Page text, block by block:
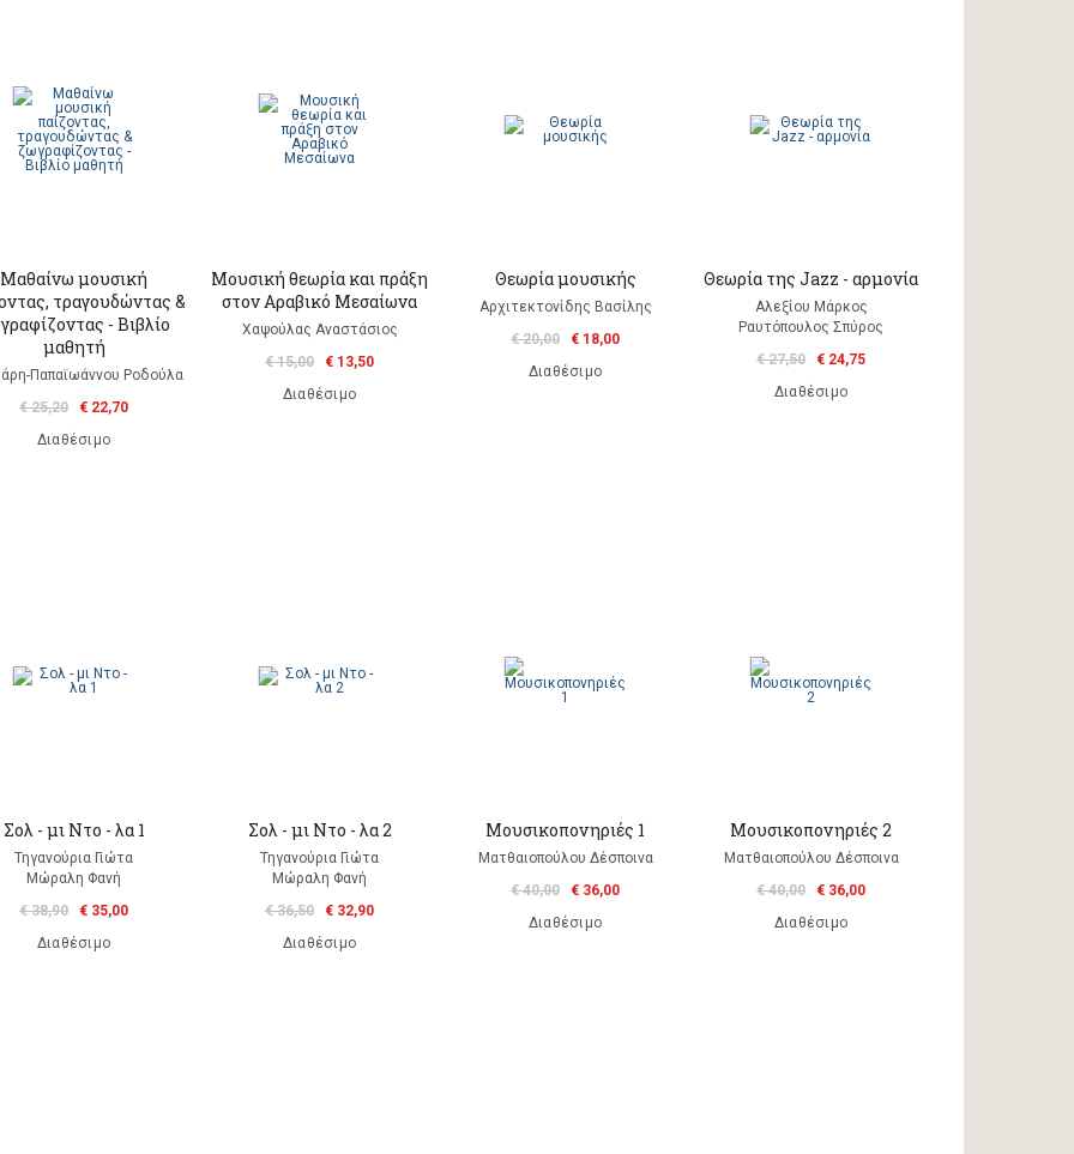
Μαθαίνω μουσική
τραγουδώντας &
- Βιβλίο
μαθητή
Παπαϊωάννου Ροδούλα
€ 25,20
€ 22,70
Διαθέσιμο
Μουσική θεωρία και πράξη
στον Αραβικό Μεσαίωνα
Χαψούλας Αναστάσιος
€ 15,00
€ 13,50
Διαθέσιμο
Θεωρία μουσικής
Αρχιτεκτονίδης Βασίλης
€ 20,00
€ 18,00
Διαθέσιμο
Θεωρία της Jazz - αρμονία
Αλεξίου Μάρκος
Ραυτόπουλος Σπύρος
€ 27,50
€ 24,75
Διαθέσιμο
Σολ - μι Ντο - λα 1
Τηγανούρια Γιώτα
Μώραλη Φανή
€ 38,90
€ 35,00
Διαθέσιμο
Σολ - μι Ντο - λα 2
Τηγανούρια Γιώτα
Μώραλη Φανή
€ 36,50
€ 32,90
Διαθέσιμο
Μουσικοπονηριές 1
Ματθαιοπούλου Δέσποινα
€ 40,00
€ 36,00
Διαθέσιμο
Μουσικοπονηριές 2
Ματθαιοπούλου Δέσποινα
€ 40,00
€ 36,00
Διαθέσιμο